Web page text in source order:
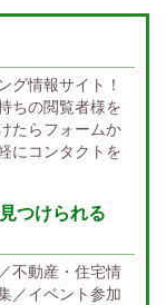
鹿児島 沖縄
グ情報サイト！
ちの閲覧者様を
たらフォームか
にコンタクトを
つけられる
不動産・住宅情
／イベント参加